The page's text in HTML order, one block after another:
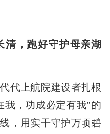
清，跑好守护母亲湖
代上航院建设者扎根
我，功成必定有我”的
，用实干守护万顷碧